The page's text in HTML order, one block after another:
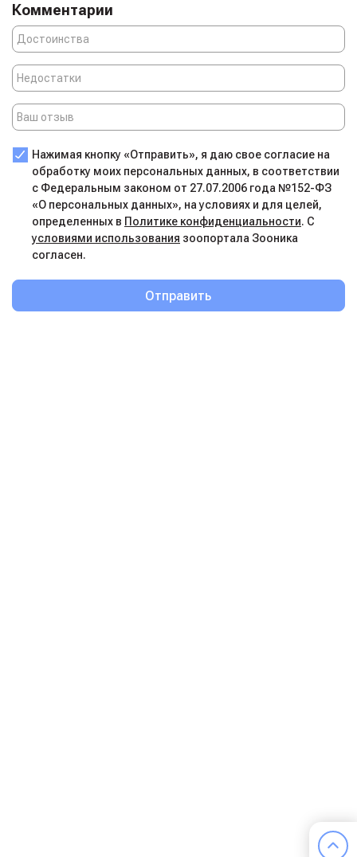
Комментарии
Нажимая кнопку «Отправить», я даю свое согласие на
обработку моих персональных данных, в соответствии
с Федеральным законом от 27.07.2006 года №152-ФЗ
«О персональных данных», на условиях и для целей,
определенных в Политике конфиденциальности. С
условиями использования зоопортала Зооника
согласен.
Отправить